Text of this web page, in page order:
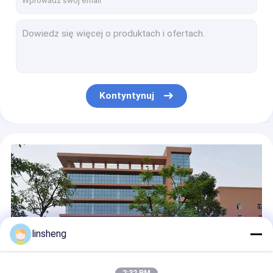
Sterowniki elektryczne pojedynczego siłownika liniowego Programowalne IP66
4 kontrolery zsynchronizowanych liniowych siłowników Halla Kontroler potencjometru Max 30A
Elektryczne siłowniki podnoszenia 6000N Push 24 V Micro Linear Actuator Przełącznik kontaktronowy
Wodoodporny siłownik liniowy o dużej wytrzymałości 24V IP66 2500N
Siłownik liniowy 12 V o dużej wytrzymałości 36 V IP69 Elektryczny
Kontyntynuj
linsheng